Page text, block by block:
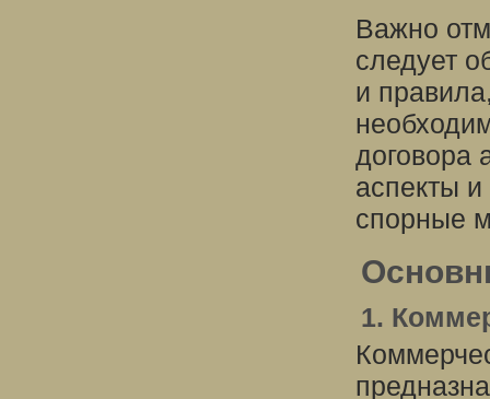
Важно
следует
и
договора
аспекты
спорные
1.